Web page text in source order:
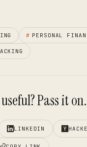
# PERSONAL
Pass it on.
LINKEDIN